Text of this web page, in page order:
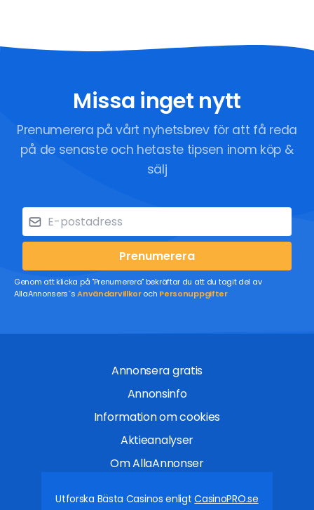
Missa inget nytt
Prenumerera på vårt nyhetsbrev för att få reda
på de senaste och hetaste tipsen inom köp &
sälj
Prenumerera
Genom att klicka på "Prenumerera" bekräftar du att du tagit del av
AllaAnnonsers´sAnvändarvillkoroch Personuppgifter
Annonsera gratis
Annonsinfo
Information om cookies
Aktieanalyser
Om AllaAnnonser
Utforska Bästa Casinos enligtCasinoPRO.se